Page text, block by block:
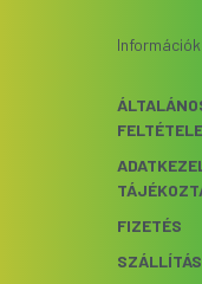
Információk
FIZETÉS
SZÁLLÍTÁS